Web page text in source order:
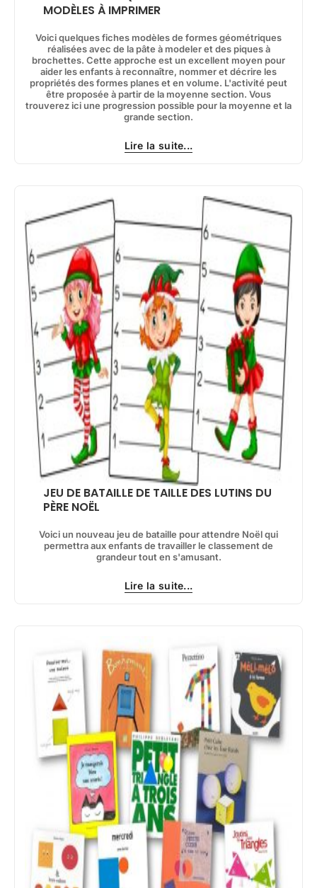
MODÈLES À IMPRIMER
Voici quelques fiches modèles de formes géométriques
réalisées avec de la pâte à modeler et des piques à
brochettes. Cette approche est un excellent moyen pour
aider les enfants à reconnaître, nommer et décrire les
propriétés des formes planes et en volume. L'activité peut
être proposée à partir de la moyenne section. Vous
trouverez ici une progression possible pour la moyenne et la
grande section.
Lire la suite...
JEU DE BATAILLE DE TAILLE DES LUTINS DU
PÈRE NOËL
Voici un nouveau jeu de bataille pour attendre Noël qui
permettra aux enfants de travailler le classement de
grandeur tout en s'amusant.
Lire la suite...